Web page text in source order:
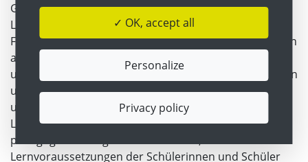
Ganz generell fragen sich die Pflichtschul-
Lehrervertreter nach dem Praxisbezug mancher
Formulierungen im Lehrplan: Dort heißt es etwa zu den
allgemeinen didaktischen Grundsätzen: "Lehrerinnen
und Lehrer verstehen es als ihre Aufgabe, Schülerinnen
und Schüler individuell wahrzunehmen und zu fördern
und vermeiden stereotype Zu- und Festschreibungen.
Lehrerinnen und Lehrer kennen und nutzen geeignete
pädagogische Diagnoseinstrumente, um die
Lernvoraussetzungen der Schülerinnen und Schüler
✓ OK, accept all
Personalize
Privacy policy